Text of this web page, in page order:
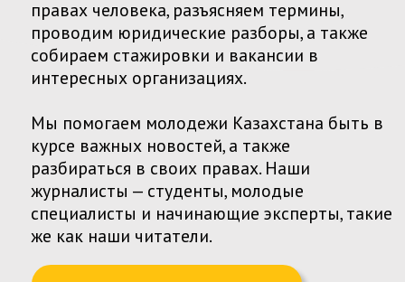
vibory.watch
256
Охвачено участков
в Алматы
маслихаты, 19 марта 2023